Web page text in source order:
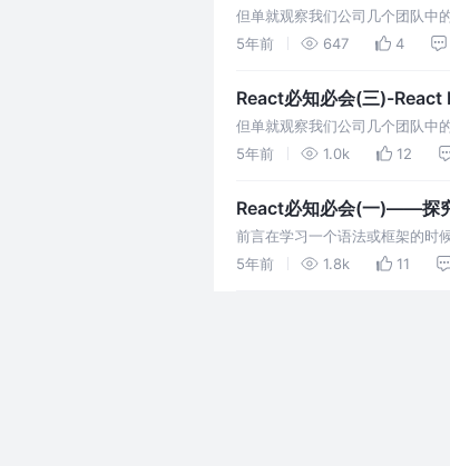
但单就观察我们公司几个团队中
避免踩坑；
5年前 647 4
React必知必会(三)-
但单就观察我们公司几个团队中
避免踩坑；
5年前 1.0k 12
React必知必会(一)——探
前言在学习一个语法或框架的时
秀的设计理念和实践精髓；一起
5年前 1.8k 11